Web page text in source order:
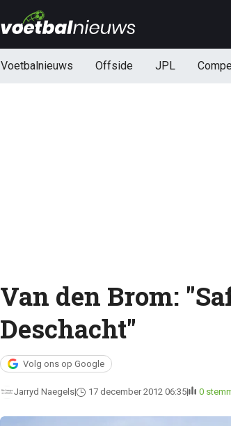
Voetbalnieuws Offside JPL
Van den Brom:
Deschacht"
Volg ons op Google
Jarryd Naegels 17 december 2012 06:35 0